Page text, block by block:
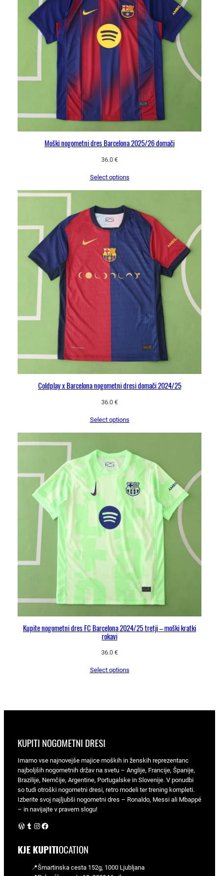
Moški nogometni dres Barcelona 2025/26 domači
36.0 €
Select options
Coldplay x Barcelona nogometni dresi domači 2024/25
36.0 €
Select options
Kupite nogometni dres FC Barcelona 2024/25 tretji – moški kratki
rokavi
36.0 €
Select options
KUPITI NOGOMETNI DRESI
Imamo vse najnovejše majice moških in ženskih reprezentanc
najboljših nogometnih držav na svetu – Anglije, Francije, Španije,
Brazilije, Nemčije, Argentine, Portugalske in Slovenije. V ponudbi
so tudi otroški nogometni dresi, retro modeli ter trening kompleti.
Izberite svoj najljubši nogometni dres – Ronaldo, Messi ali Mbappé
– in navijajte v pravem slogu!
WordPress Instagram Facebook
KJE KUPITIOCATION
📍Šmartinska cesta 152g, 1000 Ljubljana